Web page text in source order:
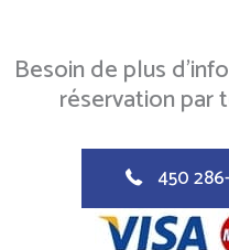
Besoin de plus
réservation par
450